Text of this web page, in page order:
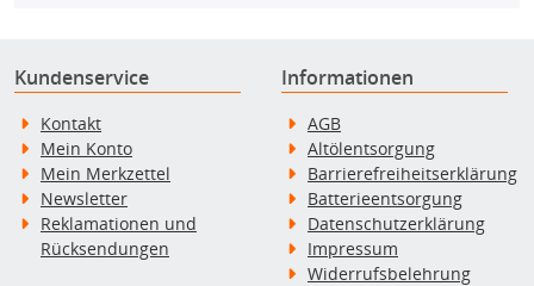
Kundenservice
Kontakt
Mein Konto
Mein Merkzettel
Newsletter
Reklamationen und
Rücksendungen
Informationen
AGB
Altölentsorgung
Barrierefreiheitserklärung
Batterieentsorgung
Datenschutzerklärung
Impressum
Widerrufsbelehrung